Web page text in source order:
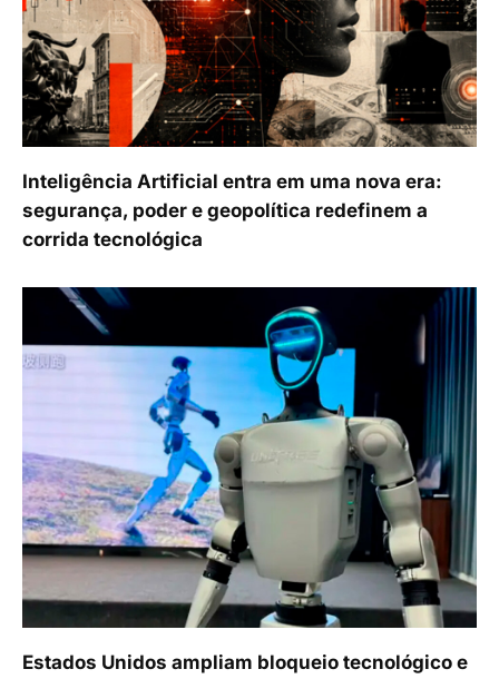
Inteligência Artificial entra em uma nova era:
segurança, poder e geopolítica redefinem a
corrida tecnológica
Estados Unidos ampliam bloqueio tecnológico e